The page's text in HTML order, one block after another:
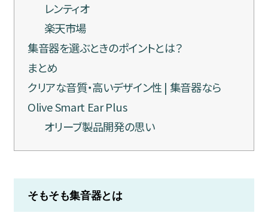
レンティオ
楽天市場
集音器を選ぶときのポイントとは？
まとめ
クリアな音質・高いデザイン性 | 集音器なら
Olive Smart Ear Plus
オリーブ製品開発の思い
そもそも集音器とは